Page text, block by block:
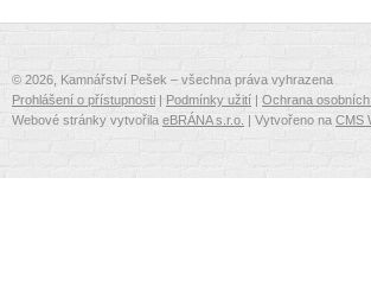
© 2026, Kamnářství Pešek – všechna práva vyhrazena
Prohlášení o přístupnosti | Podmínky užití | Ochrana osobních
Webové stránky vytvořila eBRÁNA s.r.o. | Vytvořeno na CMS